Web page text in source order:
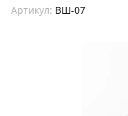
Артикул: ВШ-07